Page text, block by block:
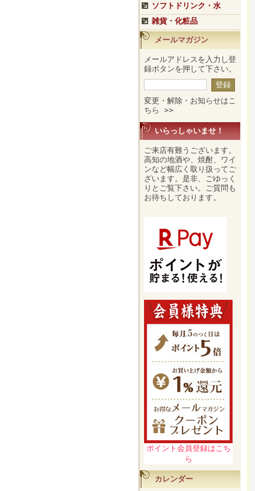
ソフトドリンク・水
雑貨・化粧品
メールマガジン
メールアドレスを入力し登
録ボタンを押して下さい。
変更・解除・お知らせはこ
ちら >>
いらっしゃいませ！
ご来店有難うございます。
高知の地酒や、焼酎、ワイ
ンなど幅広く取り扱ってご
ざいます。是非、ごゆっく
りとご覧下さい。ご質問も
お待ちしております。
ポイント会員登録はこち
ら
カレンダー